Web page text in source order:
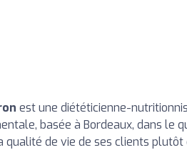
est une diététicienne-
basée à Bordeaux, dans le
qualité de vie de ses clients